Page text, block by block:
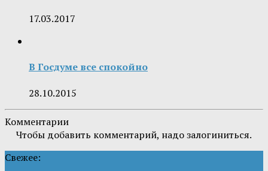
17.03.2017
В Госдуме все спокойно
28.10.2015
Комментарии
Чтобы добавить комментарий, надо залогиниться.
Свежее: